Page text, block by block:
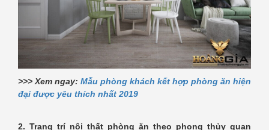
>>> Xem ngay: Mẫu phòng khách kết hợp phòng ăn hiện
đại được yêu thích nhất 2019
2. Trang trí nội thất phòng ăn theo phong thủy quan